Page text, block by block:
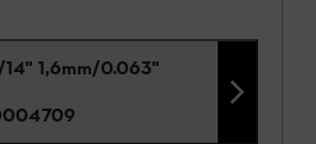
14" 1,6mm/0.063"